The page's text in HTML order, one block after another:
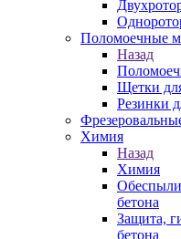
Поломоечные
Назад
Щетки
Резинки
Химия
Назад
Химия
бетона
Защита,
бетона